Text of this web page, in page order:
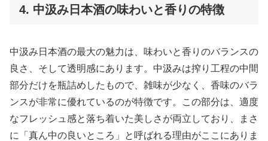
4. 中汲み日本酒の味わいと香りの特徴
中汲み日本酒の最大の魅力は、味わいと香りのバランスの
良さ、そして透明感にあります。中汲みは搾り工程の中間
部分だけを瓶詰めしたもので、雑味が少なく、香味のバラ
ンスが非常に優れているのが特徴です。この部分は、適度
なフレッシュ感と落ち着いた美しさが両立しており、まさ
に「真ん中の良いところ」と呼ばれる理由がここにありま